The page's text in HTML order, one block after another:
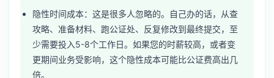
隐性时间成本：这是很多人忽略的。自己办的话，从查
攻略、准备材料、跑公证处、反复修改到最终提交，至
少需要投入5-8个工作日。如果您的时薪较高，或者变
更期间业务受影响，这个隐性成本可能比公证费高出几
倍。